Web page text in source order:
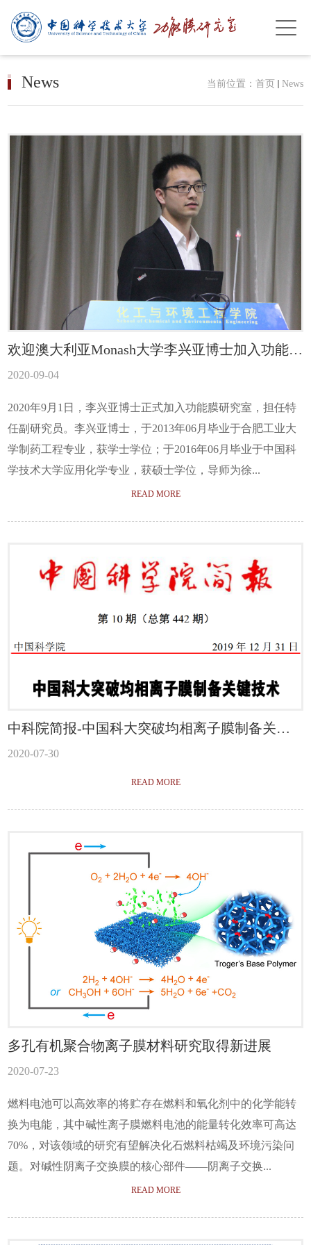
News 当前位置： 首页 News
欢迎澳大利亚Monash大学李兴亚博士加入功能膜
研究室
2020-09-04
2020年9月1日，李兴亚博士正式加入功能膜研究室，担任特
任副研究员。李兴亚博士，于2013年06月毕业于合肥工业大
学制药工程专业，获学士学位；于2016年06月毕业于中国科
学技术大学应用化学专业，获硕士学位，导师为徐...
READ MORE
中科院简报-中国科大突破均相离子膜制备关键
技术
2020-07-30
READ MORE
多孔有机聚合物离子膜材料研究取得新进展
2020-07-23
燃料电池可以高效率的将贮存在燃料和氧化剂中的化学能转
换为电能，其中碱性离子膜燃料电池的能量转化效率可高达
70%，对该领域的研究有望解决化石燃料枯竭及环境污染问
题。对碱性阴离子交换膜的核心部件——阴离子交换...
READ MORE